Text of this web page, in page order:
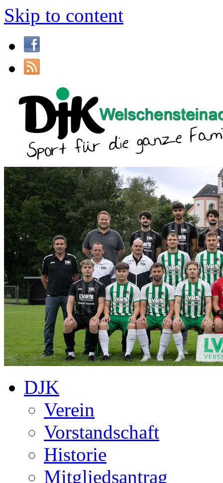
Skip to content
DJK
Verein
Vorstandschaft
Historie
Mitgliedsantrag